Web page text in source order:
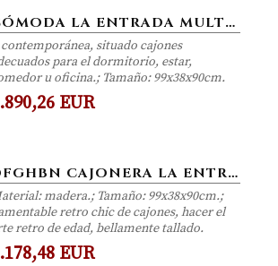
CÓMODA LA ENTRADA MULTI-CAJÓN DEL GABINETE RETRO PINTURA DORMITORIO GABINETE DE DOS PUERTAS GABINETE DE ALMACENAMIENTO...
situado cajones
para el dormitorio, estar,
u oficina.; Tamaño: 99x38x90cm.
EUR
DFGHBN CAJONERA LA ENTRADA MULTI-CAJÓN DEL GABINETE RETRO PINTURA DORMITORIO GABINETE DE DOS PUERTAS GABINETE DE...
madera.; Tamaño: 99x38x90cm.;
retro chic de cajones, hacer el
retro de edad, bellamente tallado.
EUR